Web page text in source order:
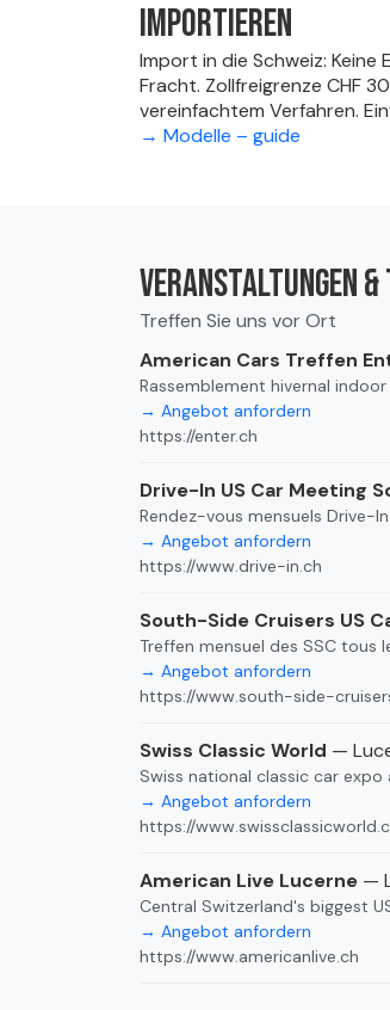
Importieren
Import in die Schweiz: Keine
Fracht. Zollfreigrenze CHF
vereinfachtem Verfahren.
→ Modelle – guide
Veranstaltungen
Treffen Sie uns vor Ort
American Cars Treffen
Rassemblement hivernal
→ Angebot anfordern
https://enter.ch
Drive-In US Car Meeting
Rendez-vous mensuels Drive-
→ Angebot anfordern
https://www.drive-in.ch
South-Side Cruisers US
Treffen mensuel des SSC tous
→ Angebot anfordern
https://www.south-side-
Swiss Classic World —
Swiss national classic car
→ Angebot anfordern
https://
American Live Lucerne —
Central Switzerland's biggest
→ Angebot anfordern
https://www.americanlive.ch